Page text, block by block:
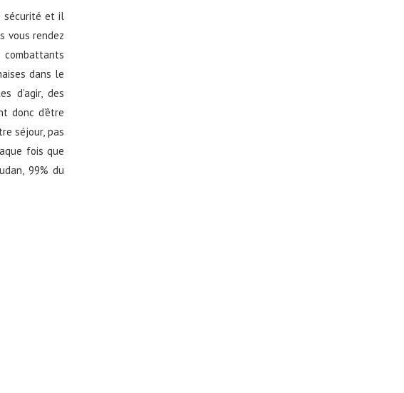
sécurité et il
vous rendez
dans le
d’agir, des
donc d’être
séjour, pas
fois que
99% du